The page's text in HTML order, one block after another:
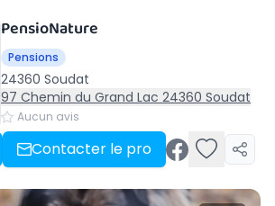
PensioNature
Pensions
24360 Soudat
97 Chemin du Grand Lac 24360 Soudat
Aucun avis
Contacter le pro